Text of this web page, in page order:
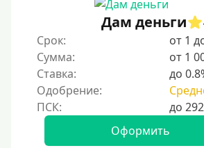
На дебетовую карту
На кредитную карту
На виртуальную карту
На неименную карту
На именную карту
На зарплатную карту
На чужую карту без отказа
Дам деньги
Срок:
от 1
Сумма:
от 1
Ставка:
до
Одобрение:
Оформить